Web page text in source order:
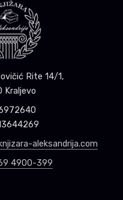
Rite 14/1,
Kraljevo
aleksandrija.com
4900-399